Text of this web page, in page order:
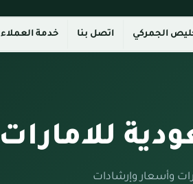
الجمركي اتصل بنا خدمة العملاء
للامارات
وأسعار وإرشادات